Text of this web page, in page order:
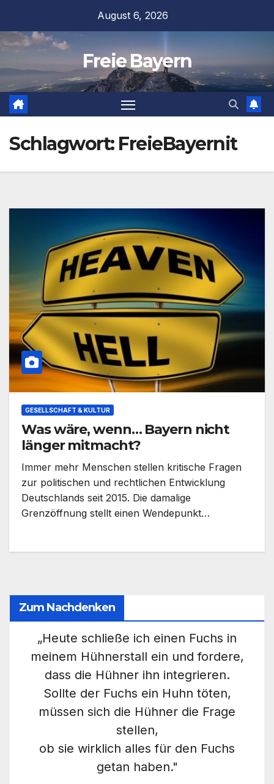
springen
August 6, 2026
Freie Bayern
Schlagwort: FreieBayernit
GESELLSCHAFT & KULTUR
Was wäre, wenn… Bayern nicht
länger mitmacht?
Immer mehr Menschen stellen kritische Fragen
zur politischen und rechtlichen Entwicklung
Deutschlands seit 2015. Die damalige
Grenzöffnung stellt einen Wendepunkt…
Zum Nachdenken
„Heute schließe ich einen Fuchs in
meinem Hühnerstall ein und fordere,
dass die Hühner ihn integrieren.
Sollte der Fuchs ein Huhn töten,
müssen sich die Hühner die Frage
stellen,
ob sie wirklich alles für den Fuchs
getan haben."